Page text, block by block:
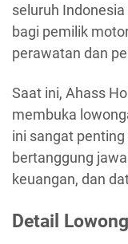
seluruh
bagi pemilik
perawatan dan
Saat ini, Ahass
membuka
ini sangat
bertanggung
keuangan, dan
Detail